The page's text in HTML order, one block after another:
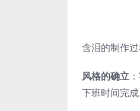
含泪的制作
风格的确立
下班时间完